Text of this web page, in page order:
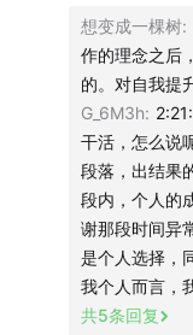
- 在拍照的这几年
或者说进步？你会
- 在拍摄时，会有
- 用手机摄影吗？
件事的影响？
- NiCE TRY似乎
一抢而空，做线下
听众的关系？
想变成一棵树:
作的理念之后
的。对自我提
G_6M3h:
干活，怎么说
段落，出结果
段内，个人的
谢那段时间异
是个人选择，
我个人而言，
共5条回复